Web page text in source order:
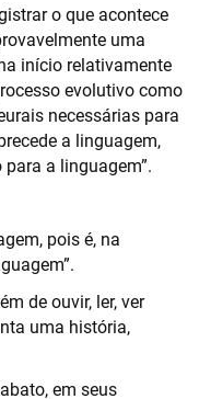
o que acontece
uma
início relativamente
evolutivo como
necessárias para
a linguagem,
a linguagem”.
pois é, na
de ouvir, ler, ver
uma história,
em seus